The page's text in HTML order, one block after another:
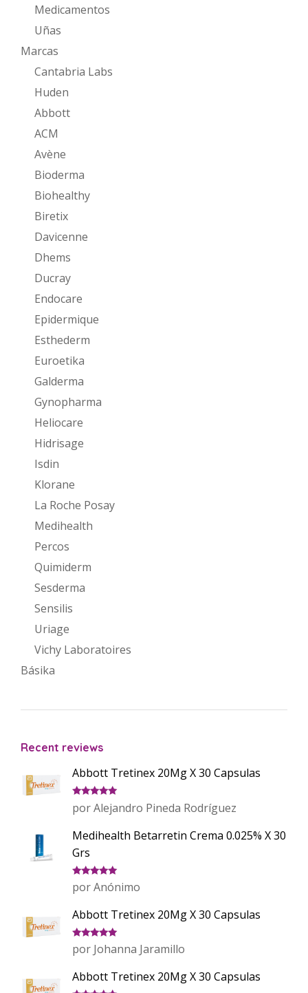
Medicamentos
Uñas
Marcas
Cantabria Labs
Huden
Abbott
ACM
Avène
Bioderma
Biohealthy
Biretix
Davicenne
Dhems
Ducray
Endocare
Epidermique
Esthederm
Euroetika
Galderma
Gynopharma
Heliocare
Hidrisage
Isdin
Klorane
La Roche Posay
Medihealth
Percos
Quimiderm
Sesderma
Sensilis
Uriage
Vichy Laboratoires
Básika
Recent reviews
Abbott Tretinex 20Mg X 30 Capsulas
Valorado
con
de 5
por Alejandro Pineda Rodríguez
Medihealth Betarretin Crema 0.025% X 30
Grs
Valorado
con
de 5
por Anónimo
Abbott Tretinex 20Mg X 30 Capsulas
Valorado
con 5de 5
por Johanna Jaramillo
Abbott Tretinex 20Mg X 30 Capsulas